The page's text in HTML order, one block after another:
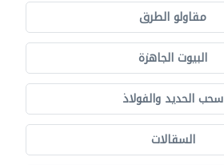
مقاولو الطرق
البيوت الجاهزة
سحب الحديد والفولاذ
السقالات